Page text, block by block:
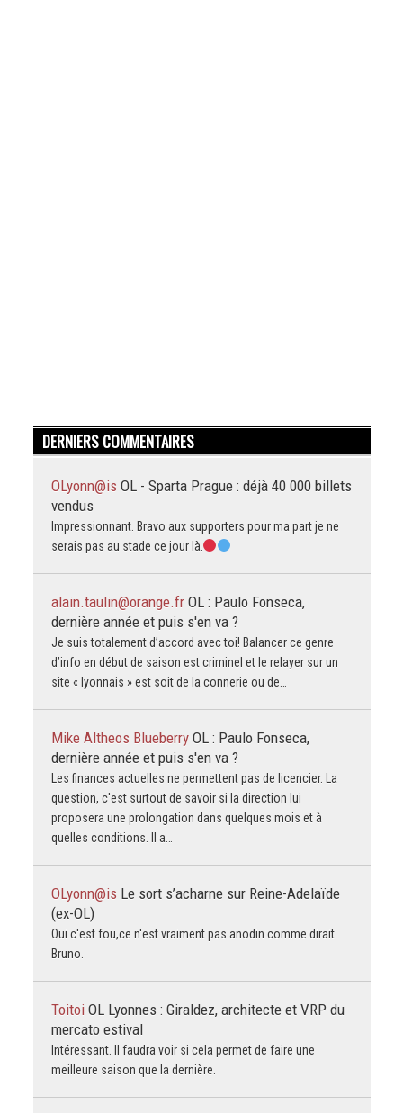
DERNIERS COMMENTAIRES
OLyonn@is OL - Sparta Prague : déjà 40 000 billets
vendus
Impressionnant. Bravo aux supporters pour ma part je ne
serais pas au stade ce jour là.
alain.taulin@orange.fr OL : Paulo Fonseca,
dernière année et puis s'en va ?
Je suis totalement d’accord avec toi! Balancer ce genre
d’info en début de saison est criminel et le relayer sur un
site « lyonnais » est soit de la connerie ou de…
Mike Altheos Blueberry OL : Paulo Fonseca,
dernière année et puis s'en va ?
Les finances actuelles ne permettent pas de licencier. La
question, c'est surtout de savoir si la direction lui
proposera une prolongation dans quelques mois et à
quelles conditions. Il a…
OLyonn@is Le sort s’acharne sur Reine-Adelaïde
(ex-OL)
Oui c'est fou,ce n'est vraiment pas anodin comme dirait
Bruno.
Toitoi OL Lyonnes : Giraldez, architecte et VRP du
mercato estival
Intéressant. Il faudra voir si cela permet de faire une
meilleure saison que la dernière.